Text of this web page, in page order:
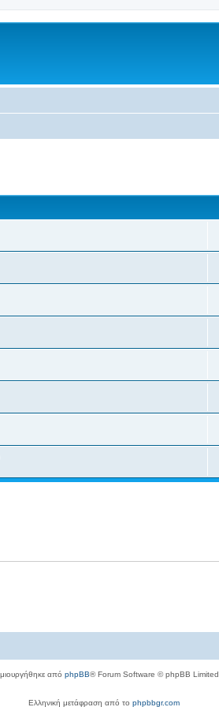
από phpBB® Forum Software © phpBB Limited
Ελληνική μετάφραση από το phpbbgr.com